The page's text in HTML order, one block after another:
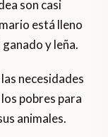
son casi
está lleno
y leña.
necesidades
pobres para
animales.